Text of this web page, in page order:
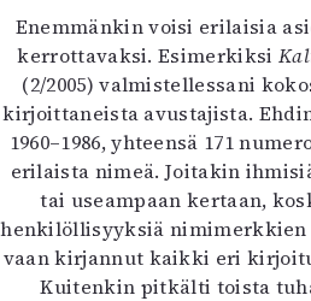
Enemmänkin voisi erilaisia
kerrottavaksi. Esimerkiksi
(2/2005) valmistellessani
kirjoittaneista avustajista.
1960–1986, yhteensä 171
erilaista nimeä. Joitakin
tai useampaan kertaan,
henkilöllisyyksiä
vaan kirjannut kaikki eri
Kuitenkin pitkälti toista